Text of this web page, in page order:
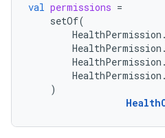
val permissions =
setOf(
HealthPermission .
HealthPermission .
HealthPermission .
HealthPermission .
)